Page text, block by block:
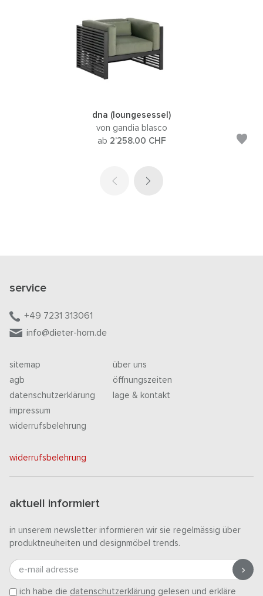
dna (loungesessel)
von gandia blasco
ab 2’258.00 CHF
service
+49 7231 313061
info@dieter-horn.de
sitemap
agb
datenschutzerklärung
impressum
widerrufsbelehrung
über uns
öffnungszeiten
lage & kontakt
widerrufsbelehrung
aktuell informiert
in unserem newsletter informieren wir sie regelmässig über
produktneuheiten und designmöbel trends.
e-mail adresse
ich habe die datenschutzerklärung gelesen und erkläre